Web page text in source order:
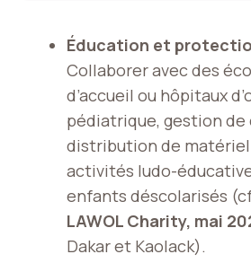
Éducation et
Collaborer avec des
d’accueil ou hôpitaux
pédiatrique, gestion de
distribution de matériel
activités ludo-
enfants déscolarisés
LAWOL Charity, mai
Dakar et Kaolack).